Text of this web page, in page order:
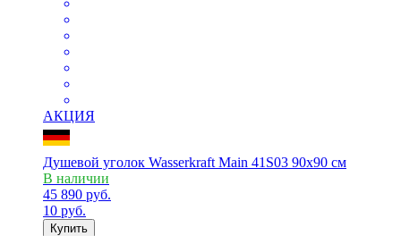
АКЦИЯ
Душевой уголок Wasserkraft Main 41S03 90x90 см
В наличии
45 890 руб.
10 руб.
Купить